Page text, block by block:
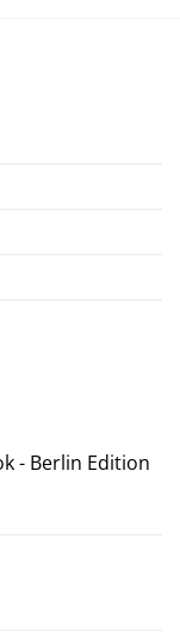
- Berlin Edition